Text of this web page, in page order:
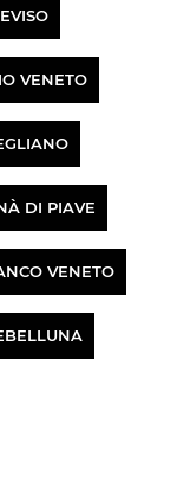
VENETO
DI PIAVE
VENETO